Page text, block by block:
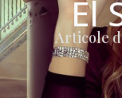
El
Articole